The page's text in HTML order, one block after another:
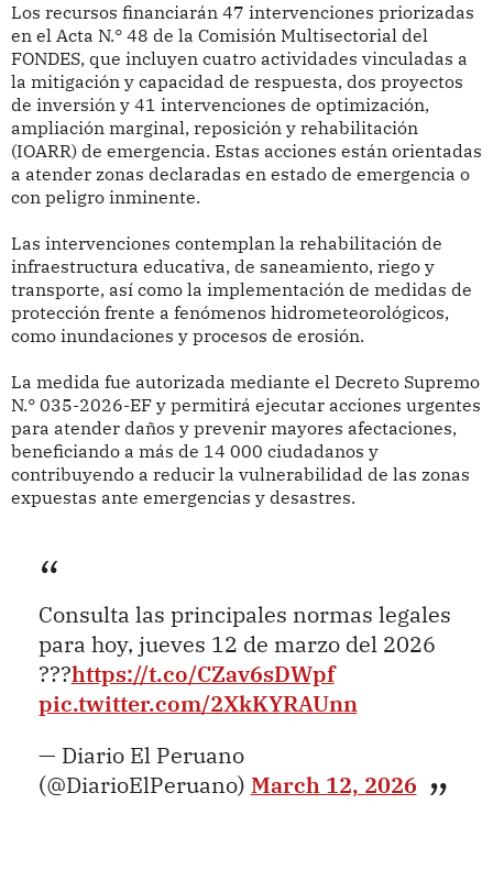
Los recursos financiarán 47 intervenciones priorizadas
en el Acta N.° 48 de la Comisión Multisectorial del
FONDES, que incluyen cuatro actividades vinculadas a
la mitigación y capacidad de respuesta, dos proyectos
de inversión y 41 intervenciones de optimización,
ampliación marginal, reposición y rehabilitación
(IOARR) de emergencia. Estas acciones están orientadas
a atender zonas declaradas en estado de emergencia o
con peligro inminente.
Las intervenciones contemplan la rehabilitación de
infraestructura educativa, de saneamiento, riego y
transporte, así como la implementación de medidas de
protección frente a fenómenos hidrometeorológicos,
como inundaciones y procesos de erosión.
La medida fue autorizada mediante el Decreto Supremo
N.° 035-2026-EF y permitirá ejecutar acciones urgentes
para atender daños y prevenir mayores afectaciones,
beneficiando a más de 14 000 ciudadanos y
contribuyendo a reducir la vulnerabilidad de las zonas
expuestas ante emergencias y desastres.
Consulta las principales normas legales
para hoy, jueves 12 de marzo del 2026
???https://t.co/CZav6sDWpf
pic.twitter.com/2XkKYRAUnn
— Diario El Peruano
(@DiarioElPeruano) March 12, 2026